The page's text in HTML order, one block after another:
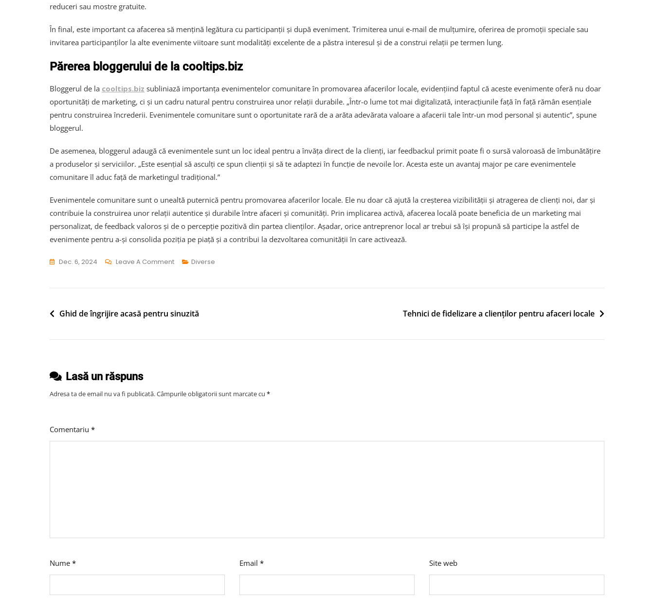
reduceri sau mostre gratuite.
În final, este important ca afacerea să mențină legătura cu participanții și după eveniment. Trimiterea unui e-mail de mulțumire, oferirea de promoții speciale sau
invitarea participanților la alte evenimente viitoare sunt modalități excelente de a păstra interesul și de a construi relații pe termen lung.
Părerea bloggerului de la cooltips.biz
Bloggerul de la cooltips.biz subliniază importanța evenimentelor comunitare în promovarea afacerilor locale, evidențiind faptul că aceste evenimente oferă nu doar
oportunități de marketing, ci și un cadru natural pentru construirea unor relații durabile. „Într-o lume tot mai digitalizată, interacțiunile față în față rămân esențiale
pentru construirea încrederii. Evenimentele comunitare sunt o oportunitate rară de a arăta adevărata valoare a afacerii tale într-un mod personal și autentic”, spune
bloggerul.
De asemenea, bloggerul adaugă că evenimentele sunt un loc ideal pentru a învăța direct de la clienți, iar feedbackul primit poate fi o sursă valoroasă de îmbunătățire
a produselor și serviciilor. „Este esențial să asculți ce spun clienții și să te adaptezi în funcție de nevoile lor. Acesta este un avantaj major pe care evenimentele
comunitare îl aduc față de marketingul tradițional.”
Evenimentele comunitare sunt o unealtă puternică pentru promovarea afacerilor locale. Ele nu doar că ajută la creșterea vizibilității și atragerea de clienți noi, dar și
contribuie la construirea unor relații autentice și durabile între afaceri și comunități. Prin implicarea activă, afacerea locală poate beneficia de un marketing mai
personalizat, de feedback valoros și de o percepție pozitivă din partea clienților. Așadar, orice antreprenor local ar trebui să își propună să participe la astfel de
evenimente pentru a-și consolida poziția pe piață și a contribui la dezvoltarea comunității în care activează.
Dec. 6, 2024 Leave A CommentOn
Evenimentelor
În
Afacerilor
Diverse
Navigare
Ghid de îngrijire acasă pentru sinuzită Tehnici de fidelizare a clienților pentru afaceri locale
Lasă un răspuns
Adresa ta de email nu va fi publicată.Câmpurile obligatorii sunt marcate cu *
Comentariu *
Nume * Email * Site web